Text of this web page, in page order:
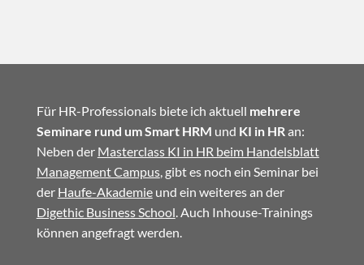
Für HR-Professionals biete ich aktuell mehrere
Seminare rund um Smart HRM und KI in HR an:
Neben der Masterclass KI in HR beim Handelsblatt
Management Campus, gibt es noch ein Seminar bei
der Haufe-Akademieund ein weiteres an der
Digethic Business School . Auch Inhouse-Trainings
können angefragt werden.